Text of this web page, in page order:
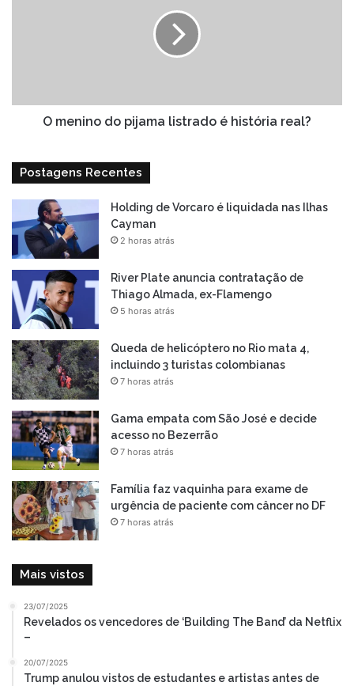
O menino do pijama listrado é história real?
Postagens Recentes
Holding de Vorcaro é liquidada nas Ilhas
Cayman
2 horas atrás
River Plate anuncia contratação de
Thiago Almada, ex-Flamengo
5 horas atrás
Queda de helicóptero no Rio mata 4,
incluindo 3 turistas colombianas
7 horas atrás
Gama empata com São José e decide
acesso no Bezerrão
7 horas atrás
Família faz vaquinha para exame de
urgência de paciente com câncer no DF
7 horas atrás
Mais vistos
23/07/2025
Revelados os vencedores de ‘Building The Band’ da Netflix
–
20/07/2025
Trump anulou vistos de estudantes e artistas antes de